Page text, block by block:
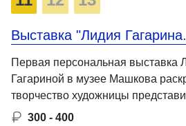
Выставка "Лидия
Первая персональная выставка
Гагариной в музее Машкова
творчество художницы
300 - 400